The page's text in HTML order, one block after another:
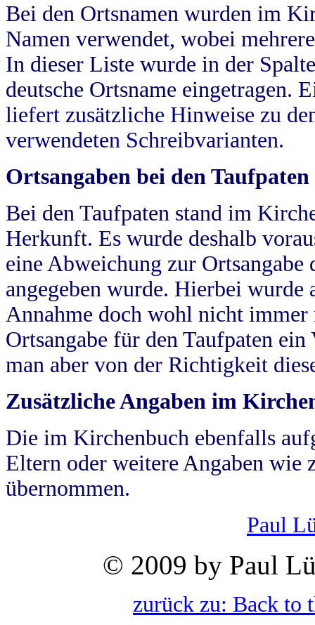
Bei den Ortsnamen wurden im
Namen verwendet, wobei
In dieser Liste wurde in der
deutsche Ortsname eingetragen.
liefert zusätzliche Hinweise zu
verwendeten Schreibvarianten.
Ortsangaben bei den Taufpaten
Bei den Taufpaten stand im
Herkunft. Es wurde deshalb
eine Abweichung zur
angegeben wurde. Hierbei wurde
Annahme doch wohl nicht
Ortsangabe für den Taufpaten
man aber von der Richtigkeit
Zusätzliche Angaben im
Die im Kirchenbuch ebenfalls
Eltern oder weitere Angaben wie
übernommen.
Paul
© 2009 by Paul
zurück zu: Back to